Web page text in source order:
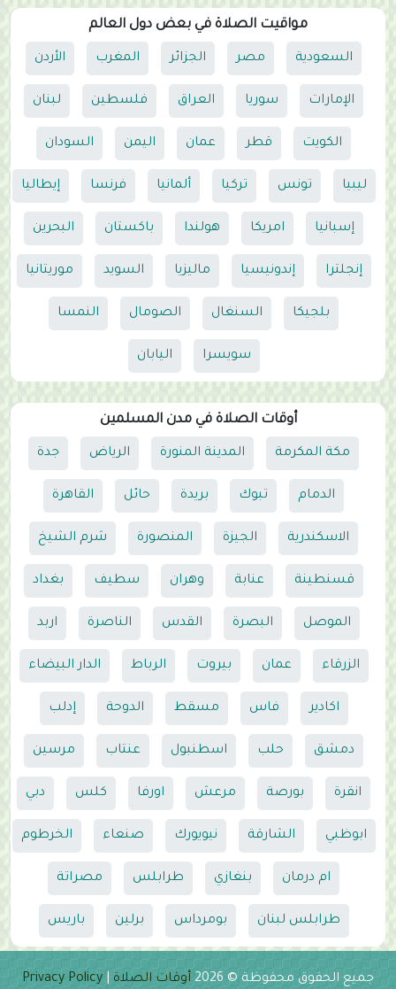
مواقيت الصلاة في بعض دول العالم
السعودية مصر الجزائر المغرب الأردن
الإمارات سوريا العراق فلسطين لبنان
الكويت قطر عمان اليمن السودان
ليبيا تونس تركيا ألمانيا فرنسا إيطاليا
إسبانيا امريكا هولندا باكستان البحرين
إنجلترا إندونيسيا ماليزيا السويد موريتانيا
بلجيكا السنغال الصومال النمسا
سويسرا اليابان
أوقات الصلاة في مدن المسلمين
مكة المكرمة المدينة المنورة الرياض جدة
الدمام تبوك بريدة حائل القاهرة
الاسكندرية الجيزة المنصورة شرم الشيخ
قسنطينة عنابة وهران سطيف بغداد
الموصل البصرة القدس الناصرة اربد
الزرقاء عمان بيروت الرباط الدار البيضاء
اكادير فاس مسقط الدوحة إدلب
دمشق حلب اسطنبول عنتاب مرسين
انقرة بورصة مرعش اورفا كلس دبي
ابوظبي الشارقة نيويورك صنعاء الخرطوم
ام درمان بنغازي طرابلس مصراتة
طرابلس لبنان بومرداس برلين باريس
جميع الحقوق محفوظة © 2026 أوقات الصلاة|
Privacy Policy